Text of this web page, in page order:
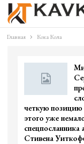
Главная Кока Кола
четкую позицию
этого уже
спецпосланника
Стивена